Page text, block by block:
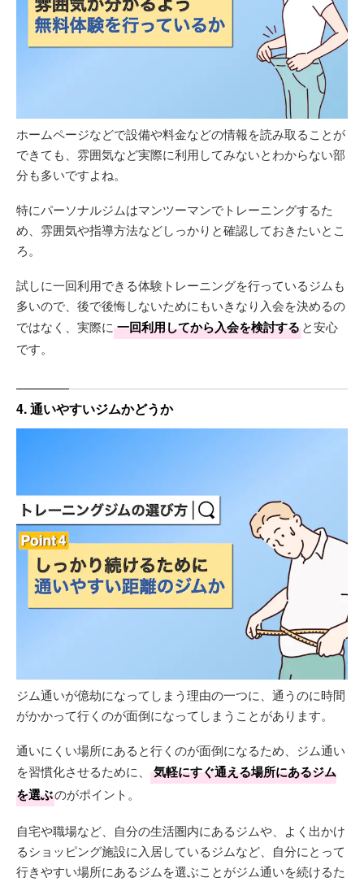
ホームページなどで設備や料金などの情報を読み取ることが
できても、雰囲気など実際に利用してみないとわからない部
分も多いですよね。
特にパーソナルジムはマンツーマンでトレーニングするた
め、雰囲気や指導方法などしっかりと確認しておきたいとこ
ろ。
試しに一回利用できる体験トレーニングを行っているジムも
多いので、後で後悔しないためにもいきなり入会を決めるの
ではなく、実際に 一回利用してから入会を検討すると安心
です。
4. 通いやすいジムかどうか
ジム通いが億劫になってしまう理由の一つに、通うのに時間
がかかって行くのが面倒になってしまうことがあります。
通いにくい場所にあると行くのが面倒になるため、ジム通い
を習慣化させるために、
気軽にすぐ通える場所にあるジム
を選ぶのがポイント。
自宅や職場など、自分の生活圏内にあるジムや、よく出かけ
るショッピング施設に入居しているジムなど、自分にとって
行きやすい場所にあるジムを選ぶことがジム通いを続けるた